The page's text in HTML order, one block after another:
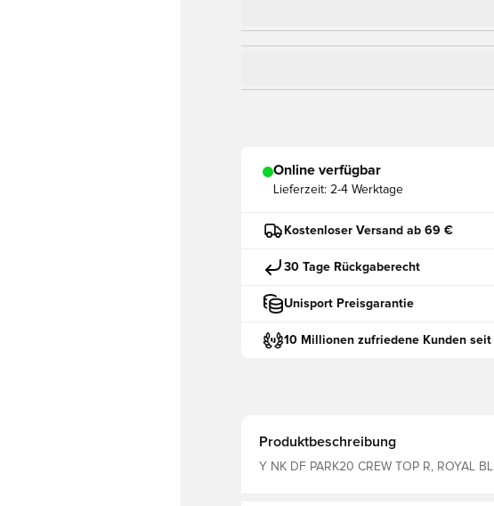
Online verfügbar
Lieferzeit: 2-4 Werktage
Kostenloser Versand ab 69 €
30 Tage Rückgaberecht
Unisport Preisgarantie
10 Millionen zufriedene Kunden seit
Produktbeschreibung
Y NK DF PARK20 CREW TOP R, ROYAL